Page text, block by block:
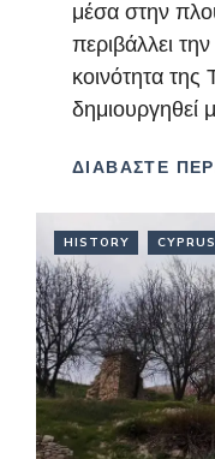
μέσα στην
περιβάλλει
κοινότητα της
δημιουργηθεί
ΔΙΑΒΑΣΤΕ
HISTORY CYPRUS